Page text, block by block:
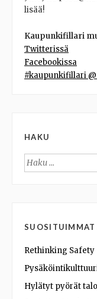
lisää!
Kaupunkifillari
Twitterissä
Facebookissa
#kaupunkifillari @
HAKU
Haku:
Rethinking Safety
Hylätyt pyörät